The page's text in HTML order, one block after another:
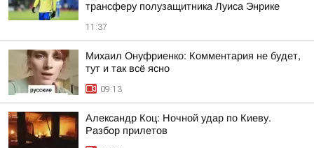
трансферу полузащитника Луиса Энрике
11:37
Михаил Онуфриенко: Комментария не будет,
тут и так всё ясно
09:13
Александр Коц: Ночной удар по Киеву.
Разбор прилетов